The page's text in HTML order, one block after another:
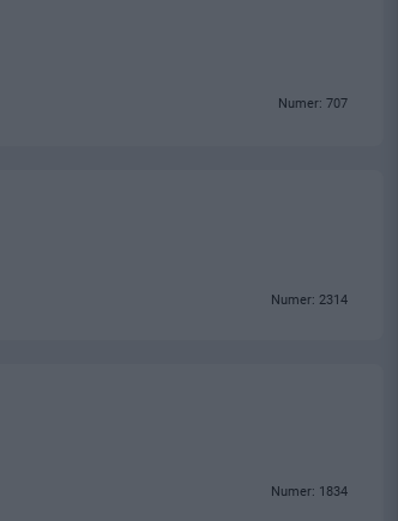
Numer: 707
Numer: 2314
Numer: 1834